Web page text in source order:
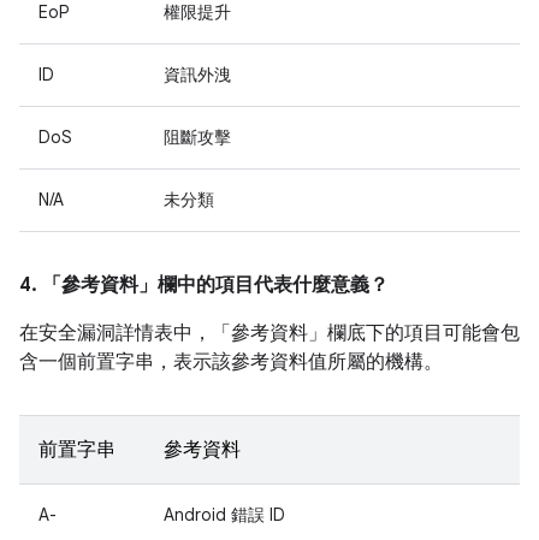
EoP 權限提升
ID 資訊外洩
DoS 阻斷攻擊
N/A 未分類
4. 「參考資料」 欄中的項目代表什麼意義？
在安全漏洞詳情表中，「參考資料」 欄底下的項目可能會包
含一個前置字串，表示該參考資料值所屬的機構。
前置字串 參考資料
A- Android 錯誤 ID